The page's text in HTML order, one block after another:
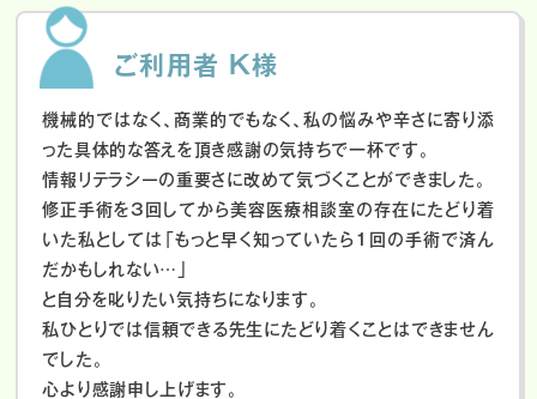
ご利用者 K様
機械的ではなく、商業的でもなく、私の悩みや辛さに寄り添
った具体的な答えを頂き感謝の気持ちで一杯です。
情報リテラシーの重要さに改めて気づくことができました。
修正手術を3回してから美容医療相談室の存在にたどり着
いた私としては「もっと早く知っていたら1回の手術で済ん
だかもしれない…」
と自分を叱りたい気持ちになります。
私ひとりでは信頼できる先生にたどり着くことはできません
でした。
心より感謝申し上げます。